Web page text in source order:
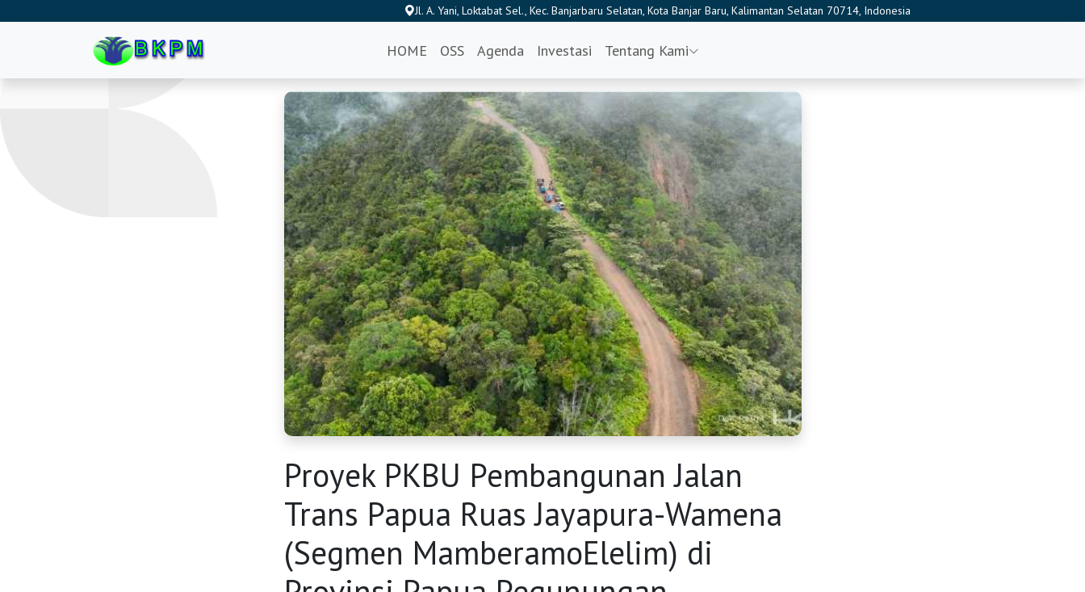
Jl. A. Yani, Loktabat Sel., Kec. Banjarbaru Selatan, Kota Banjar Baru, Kalimantan Selatan 70714, Indonesia
HOME OSS Agenda Investasi Tentang Kami
Proyek PKBU Pembangunan Jalan
Trans Papua Ruas Jayapura-Wamena
(Segmen MamberamoElelim) di